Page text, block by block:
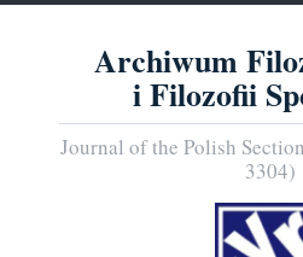
Archiwum
i Filozofii
Journal of the Polish
3304)